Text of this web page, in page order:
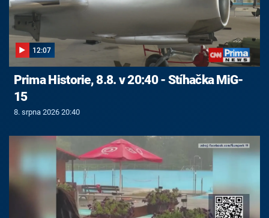
12:07
Prima Historie, 8.8. v 20:40 - Stíhačka MiG-
15
8. srpna 2026 20:40